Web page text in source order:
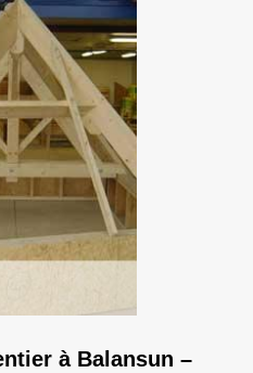
à Balansun –